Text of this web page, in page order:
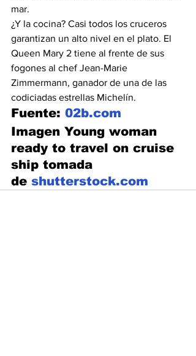
mar.
¿Y la cocina? Casi todos los cruceros
garantizan un alto nivel en el plato. El
Queen Mary 2 tiene al frente de sus
fogones al chef Jean-Marie
Zimmermann, ganador de una de las
codiciadas estrellas Michelín.
Fuente: 02b.com
Imagen Young woman
ready to travel on cruise
ship tomada
de shutterstock.com